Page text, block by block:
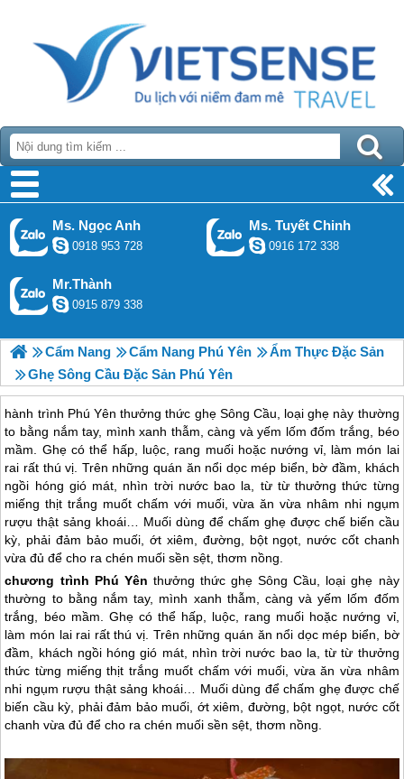
Ms. Ngọc Anh
0918 953 728
Ms. Tuyết Chinh
0916 172 338
Mr.Thành
0915 879 338
Cẩm Nang Cẩm Nang Phú Yên
Ẩm Thực Đặc Sản
Ghẹ Sông Cầu Đặc Sản Phú Yên
hành trình Phú Yên thưởng thức ghẹ Sông Cầu, loại ghẹ này thường
to bằng nắm tay, mình xanh thẫm, càng và yếm lốm đốm trắng, béo
mầm. Ghẹ có thể hấp, luộc, rang muối hoặc nướng vỉ, làm món lai
rai rất thú vị. Trên những quán ăn nổi dọc mép biển, bờ đầm, khách
ngồi hóng gió mát, nhìn trời nước bao la, từ từ thưởng thức từng
miếng thịt trắng muốt chấm với muối, vừa ăn vừa nhâm nhi ngụm
rượu thật sảng khoái… Muối dùng để chấm ghẹ được chế biến cầu
kỳ, phải đảm bảo muối, ớt xiêm, đường, bột ngọt, nước cốt chanh
vừa đủ để cho ra chén muối sền sệt, thơm nồng.
chương trình Phú Yên thưởng thức ghẹ Sông Cầu, loại ghẹ này
thường to bằng nắm tay, mình xanh thẫm, càng và yếm lốm đốm
trắng, béo mầm. Ghẹ có thể hấp, luộc, rang muối hoặc nướng vỉ,
làm món lai rai rất thú vị. Trên những quán ăn nổi dọc mép biển, bờ
đầm, khách ngồi hóng gió mát, nhìn trời nước bao la, từ từ thưởng
thức từng miếng thịt trắng muốt chấm với muối, vừa ăn vừa nhâm
nhi ngụm rượu thật sảng khoái… Muối dùng để chấm ghẹ được chế
biến cầu kỳ, phải đảm bảo muối, ớt xiêm, đường, bột ngọt, nước cốt
chanh vừa đủ để cho ra chén muối sền sệt, thơm nồng.